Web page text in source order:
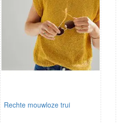
Rechte mouwloze trui